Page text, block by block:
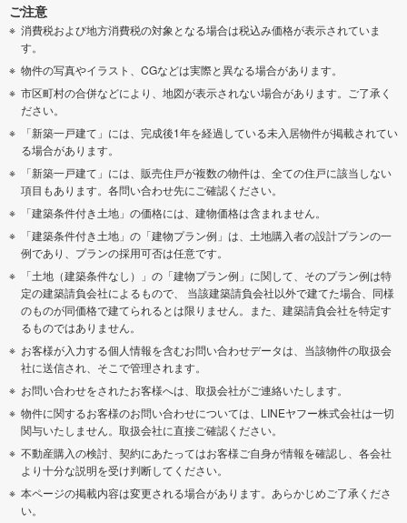
ご注意
消費税および地方消費税の対象となる場合は税込み価格が表示されていま
す。
物件の写真やイラスト、CGなどは実際と異なる場合があります。
市区町村の合併などにより、地図が表示されない場合があります。ご了承く
ださい。
「新築一戸建て」には、完成後1年を経過している未入居物件が掲載されてい
る場合があります。
「新築一戸建て」には、販売住戸が複数の物件は、全ての住戸に該当しない
項目もあります。各問い合わせ先にご確認ください。
「建築条件付き土地」の価格には、建物価格は含まれません。
「建築条件付き土地」の「建物プラン例」は、土地購入者の設計プランの一
例であり、プランの採用可否は任意です。
「土地（建築条件なし）」の「建物プラン例」に関して、そのプラン例は特
定の建築請負会社によるもので、 当該建築請負会社以外で建てた場合、同様
のものが同価格で建てられるとは限りません。また、建築請負会社を特定す
るものではありません。
お客様が入力する個人情報を含むお問い合わせデータは、当該物件の取扱会
社に送信され、そこで管理されます。
お問い合わせをされたお客様へは、取扱会社がご連絡いたします。
物件に関するお客様のお問い合わせについては、LINEヤフー株式会社は一切
関与いたしません。取扱会社に直接ご確認ください。
不動産購入の検討、契約にあたってはお客様ご自身が情報を確認し、各会社
より十分な説明を受け判断してください。
本ページの掲載内容は変更される場合があります。あらかじめご了承くださ
い。